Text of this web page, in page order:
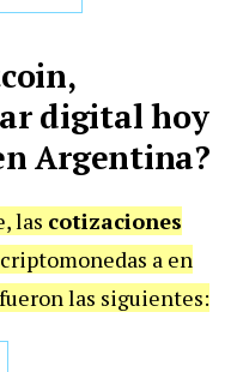
digital hoy
Argentina?
las cotizaciones
a en
fueron las siguientes: